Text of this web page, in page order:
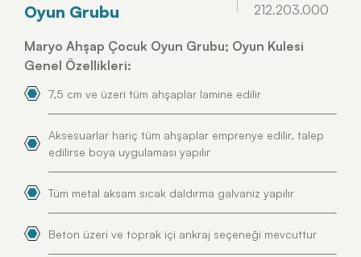
Oyun Grubu
212.203.000
Maryo Ahşap Çocuk Oyun Grubu; Oyun Kulesi
Genel Özellikleri:
7,5 cm ve üzeri tüm ahşaplar lamine edilir
Aksesuarlar hariç tüm ahşaplar emprenye edilir, talep
edilirse boya uygulaması yapılır
Tüm metal aksam sıcak daldırma galvaniz yapılır
Beton üzeri ve toprak içi ankraj seçeneği mevcuttur